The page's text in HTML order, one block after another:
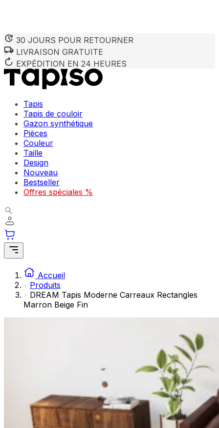
30 JOURS POUR RETOURNER
LIVRAISON GRATUITE
EXPÉDITION EN 24 HEURES
Tapis
Tapis de couloir
Gazon synthétique
Pièces
Couleur
Taille
Design
Nouveau
Bestseller
Offres spéciales %
Accueil
Produits
DREAM Tapis Moderne Carreaux Rectangles
Marron Beige Fin
Nous utilisons des cookies pour personnaliser le contenu
partenaires peuvent combiner ces informations avec
utilisation de leurs services.
Les cookies indispensables sont cruciaux pour les
Les cookies liés aux préférences permettent au site de
comme votre langue préférée ou la région dans laquelle
Les cookies marketing sont utilisés pour suivre les
engageantes pour l'utilisateur individuel et, par
Non classés